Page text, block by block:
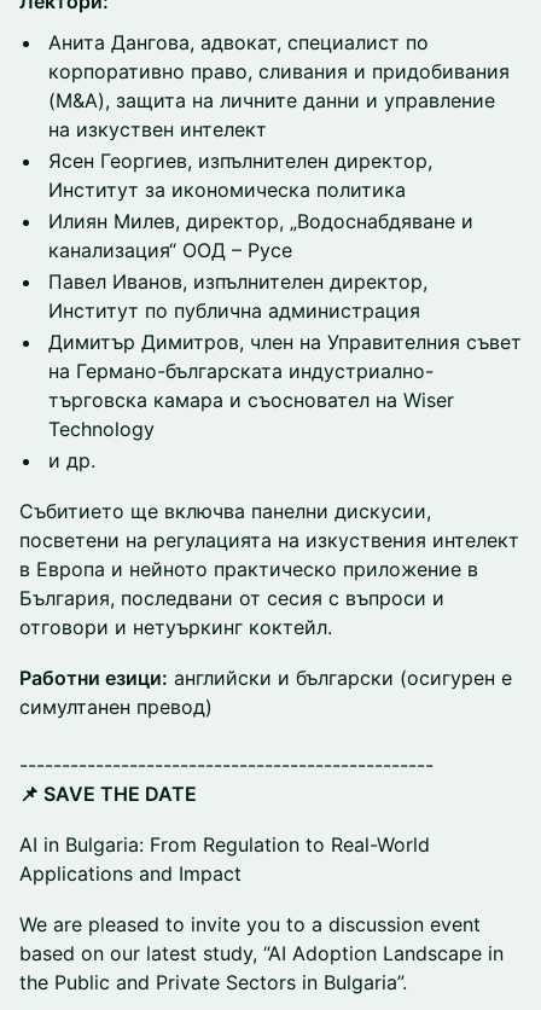
Анита Дангова, адвокат, специалист по
корпоративно право, сливания и придобивания
(M&A), защита на личните данни и управление
на изкуствен интелект
Ясен Георгиев, изпълнителен директор,
Институт за икономическа политика
Илиян Милев, директор, „Водоснабдяване и
канализация“ ООД – Русе
Павел Иванов, изпълнителен директор,
Институт по публична администрация
Димитър Димитров, член на Управителния съвет
на Германо-българската индустриално-
търговска камара и съосновател на Wiser
Technology
и др.
Събитието ще включва панелни дискусии,
посветени на регулацията на изкуствения интелект
в Европа и нейното практическо приложение в
България, последвани от сесия с въпроси и
отговори и нетуъркинг коктейл.
Работни езици: английски и български (осигурен е
симултанен превод)
-------------------------------------------------
📌 SAVE THE DATE
AI in Bulgaria: From Regulation to Real-World
Applications and Impact
We are pleased to invite you to a discussion event
based on our latest study, “AI Adoption Landscape in
the Public and Private Sectors in Bulgaria”.